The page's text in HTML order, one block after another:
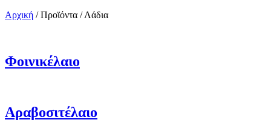
Αρχική /Προϊόντα /Λάδια
Φοινικέλαιο
Αραβοσιτέλαιο